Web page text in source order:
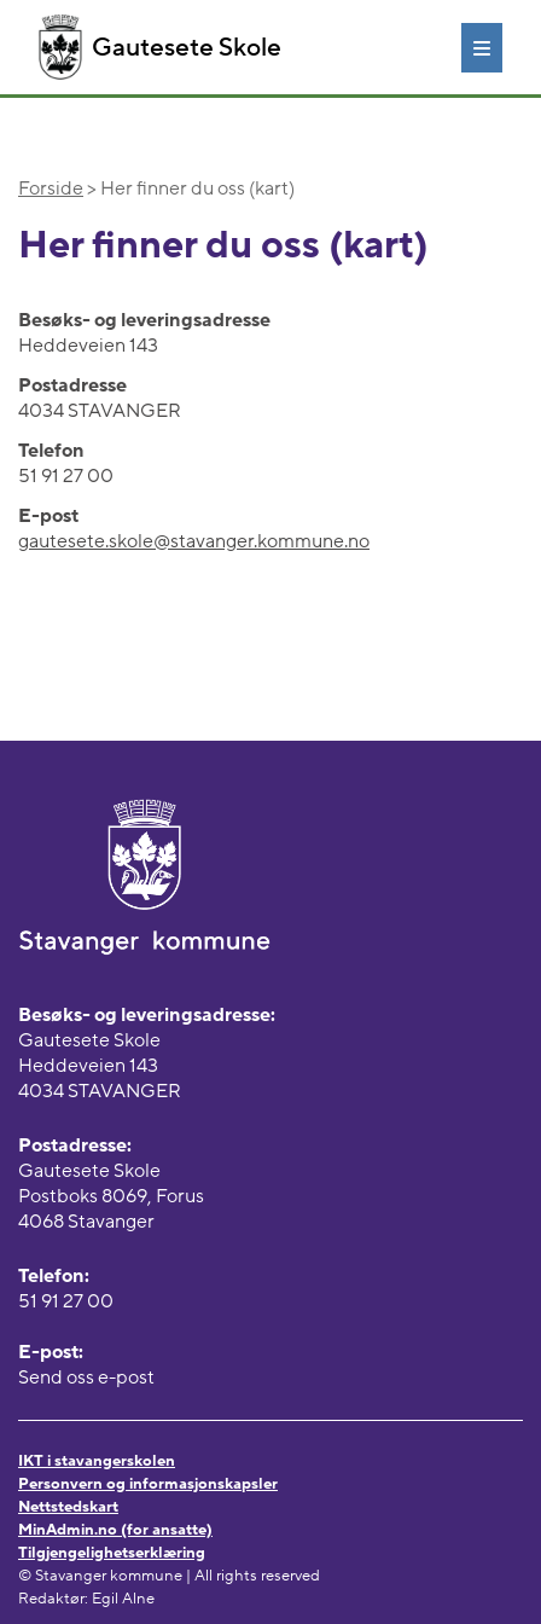
Gautesete Skole
Forside > Her finner du oss (kart)
Her finner du oss (kart)
Besøks- og leveringsadresse
Heddeveien 143
Postadresse
4034 STAVANGER
Telefon
51 91 27 00
E-post
gautesete.skole@stavanger.kommune.no
Besøks- og leveringsadresse:
Gautesete Skole
Heddeveien 143
4034 STAVANGER
Postadresse:
Gautesete Skole
Postboks 8069, Forus
4068 Stavanger
Telefon:
51 91 27 00
E-post:
Send oss e-post
IKT i stavangerskolen
Personvern og informasjonskapsler
Nettstedskart
MinAdmin.no (for ansatte)
Tilgjengelighetserklæring
© Stavanger kommune | All rights reserved
Redaktør: Egil Alne